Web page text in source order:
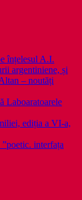
înțelesul A.I.
argentiniene, și
– noutăți
Laboaratoarele
ediția a VI-a,
interfața